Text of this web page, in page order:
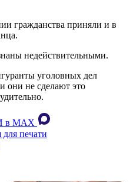
гражданства приняли и в
недействительными.
уголовных дел
они не сделают это
в MAХ
для печати